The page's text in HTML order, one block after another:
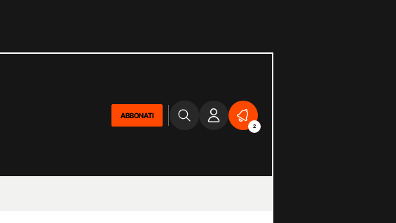
ABBONATI
2